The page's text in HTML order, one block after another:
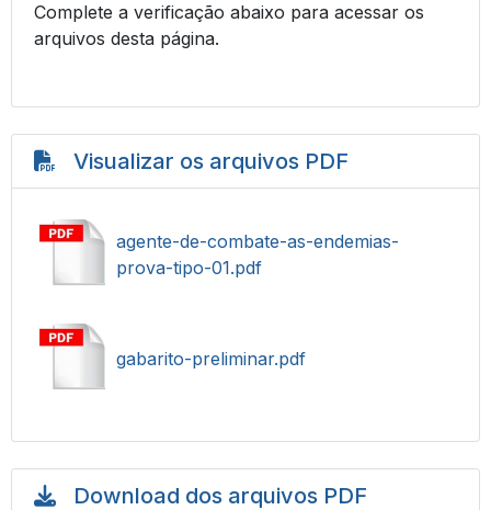
Complete a verificação abaixo para acessar os
arquivos desta página.
Visualizar os arquivos PDF
agente-de-combate-as-endemias-
prova-tipo-01.pdf
gabarito-preliminar.pdf
Download dos arquivos PDF